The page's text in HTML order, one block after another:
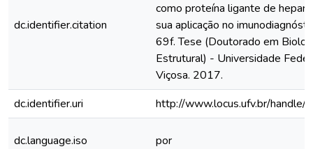
dc.identifier.citation
como proteína ligante de
sua aplicação no
69f. Tese (Doutorado em
Estrutural) - Universidade
Viçosa. 2017.
dc.identifier.uri
http://www.locus.ufv.br/
dc.language.iso por